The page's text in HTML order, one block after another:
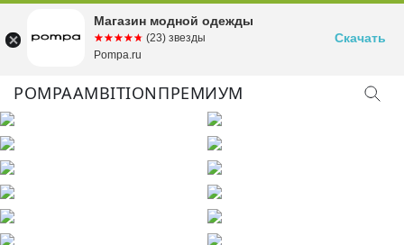
POMPAAMBITIONПРЕМИУМ
Магазин модной одежды
☆☆☆☆☆
★★★★★ (23) звезды
Pompa.ru
Скачать